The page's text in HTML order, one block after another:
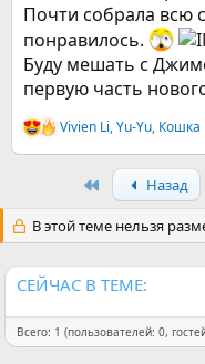
Почти собрала всю
понравилось.
Буду мешать с
первую часть
Р
е
и
и
Vivien Li,Yu-Yu, Кошка
Назад
В этой теме нельзя
СЕЙЧАС В ТЕМЕ:
Всего: 1 (пользователей: 0,